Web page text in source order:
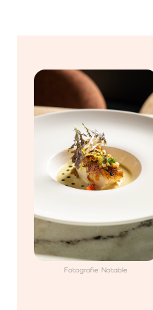
Fotografie: Notable